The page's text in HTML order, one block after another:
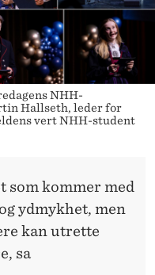
NHH-
Hallseth, leder for
vert NHH-student
som kommer med
ydmykhet, men
kan utrette
sa